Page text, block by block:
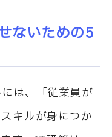
ないための5
は、「従業員が
スキルが身につか